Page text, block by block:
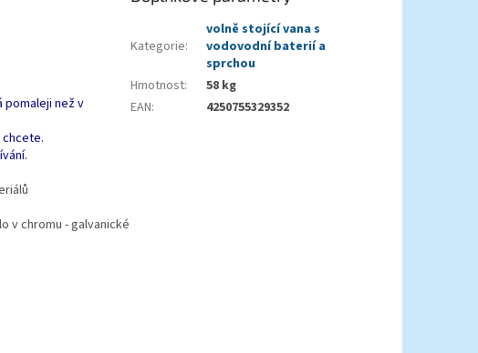
než v
v chromu - galvanické
Kategorie:
volně stojící vana s
vodovodní baterií a
sprchou
Hmotnost:
58 kg
EAN: 4250755329352